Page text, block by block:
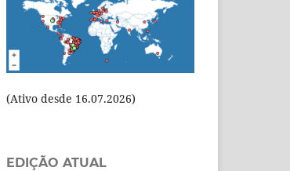
(Ativo desde 16.07.2026)
EDIÇÃO ATUAL